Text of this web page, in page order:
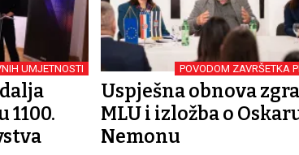
UMJETNOSTI
1100.
POVODOM ZAVRŠETKA
Uspješna obnova
MLU i izložba o
Nemonu